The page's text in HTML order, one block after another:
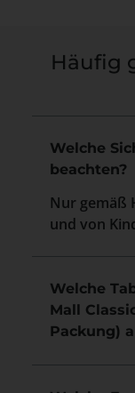
Häufig
Welche
beachten?
Nur gemäß
und von
Welche
Mall
Packung)